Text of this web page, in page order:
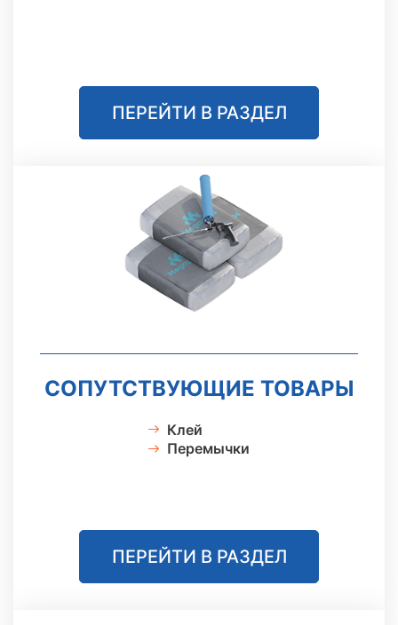
ПЕРЕЙТИ В РАЗДЕЛ
СОПУТСТВУЮЩИЕ ТОВАРЫ
Клей
Перемычки
ПЕРЕЙТИ В РАЗДЕЛ